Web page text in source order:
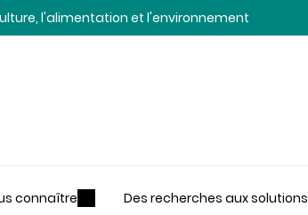
l'alimentation et l'environnement
connaître Des recherches aux solutions